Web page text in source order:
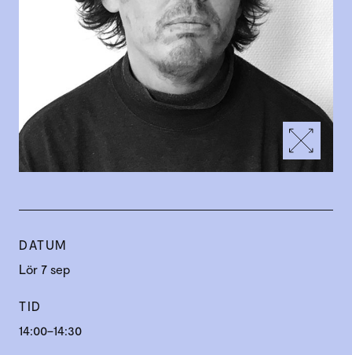
DATUM
Lör 7 sep
TID
14:00–14:30